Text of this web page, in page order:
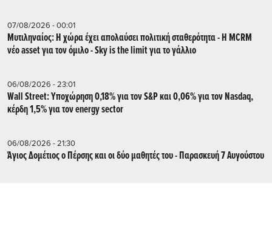
07/08/2026 - 00:01
Μυτιληναίος: Η χώρα έχει απολαύσει πολιτική σταθερότητα - Η MCRM
νέο asset για τον όμιλο - Sky is the limit για το γάλλιο
06/08/2026 - 23:01
Wall Street: Υποχώρηση 0,18% για τον S&P και 0,06% για τον Nasdaq,
κέρδη 1,5% για τον energy sector
06/08/2026 - 21:30
Άγιος Δομέτιος ο Πέρσης και οι δύο μαθητές του - Παρασκευή 7 Αυγούστου